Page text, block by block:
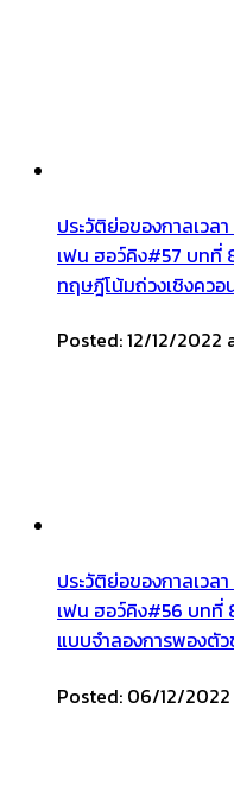
ประวัติย่อของกาลเว
เฟน ฮอว์คิง#57 บทที่
ทฤษฎีโน้มถ่วงเชิงคว
Posted: 12/12/2022
ประวัติย่อของกาลเว
เฟน ฮอว์คิง#56 บทที่
แบบจำลองการพองตัว
Posted: 06/12/2022